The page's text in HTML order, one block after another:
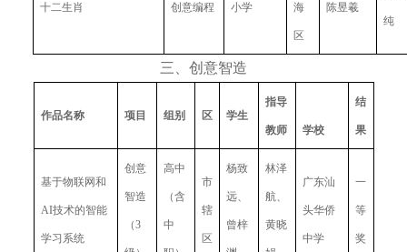
十二生肖 创意编程 小学 海
区
陈昱羲
纯
三、创意智造
作品名称 项目 组别 区 学生
指导
教师 学校
结
果
基于物联网和
AI技术的智能
学习系统
创意
智造
（3
高中
（含
中
市
辖
区
杨致
远、
曾梓
林泽
航、
黄晓
广东汕
头华侨
中学
一
等
奖